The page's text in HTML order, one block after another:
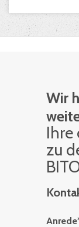
Wir
Ihre
zu
Anrede